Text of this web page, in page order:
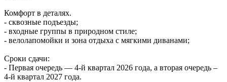
Комфорт в деталях.
- сквозные подъезды;
- входные группы в природном стиле;
- велолапомойки и зона отдыха с мягкими диванами;
Сроки сдачи:
- Первая очередь — 4‑й квартал 2026 года, а вторая очередь –
4-й квартал 2027 года.